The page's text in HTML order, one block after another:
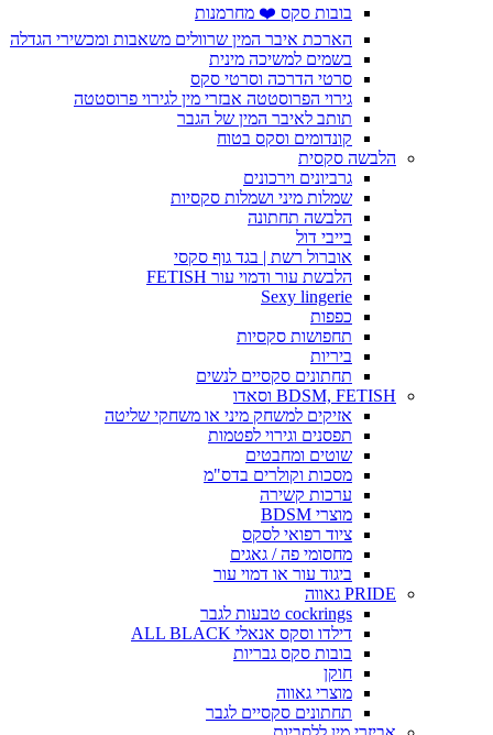
בובות סקס ❤️ מחרמנות
הארכת איבר המין שרוולים משאבות ומכשירי הגדלה
בשמים למשיכה מינית
סרטי הדרכה וסרטי סקס
גירוי הפרוסטטה אבזרי מין לגירוי פרוסטטה
תותב לאיבר המין של הגבר
קונדומים וסקס בטוח
הלבשה סקסית
גרביונים וירכונים
שמלות מיני ושמלות סקסיות
הלבשה תחתונה
בייבי דול
אוברול רשת | בגד גוף סקסי
הלבשת עור ודמוי עור FETISH
Sexy lingerie
כפפות
תחפושות סקסיות
ביריות
תחתונים סקסיים לנשים
BDSM, FETISH וסאדו
אזיקים למשחק מיני או משחקי שליטה
תפסנים וגירוי לפטמות
שוטים ומחבטים
מסכות וקולרים בדס"מ
ערכות קשירה
מוצרי BDSM
ציוד רפואי לסקס
מחסומי פה / גאגים
ביגוד עור או דמוי עור
PRIDE גאווה
cockrings טבעות לגבר
דילדו וסקס אנאלי ALL BLACK
בובות סקס גבריות
חוקן
מוצרי גאווה
תחתונים סקסיים לגבר